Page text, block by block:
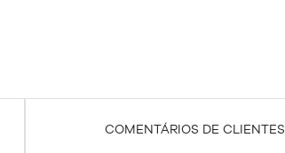
COMENTÁRIOS DE CLIENTES